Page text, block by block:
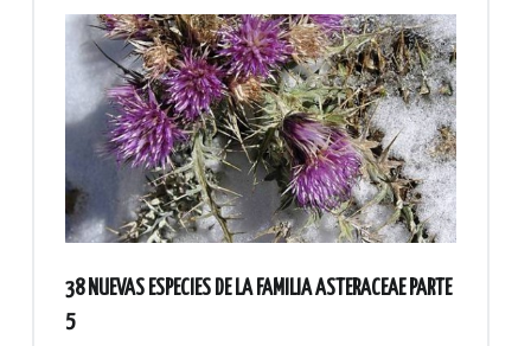
38 NUEVAS ESPECIES DE LA FAMILIA ASTERACEAE PARTE
5